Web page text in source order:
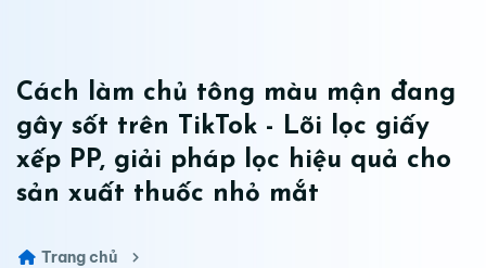
Cách làm chủ tông màu mận đang
gây sốt trên TikTok - Lõi lọc giấy
xếp PP, giải pháp lọc hiệu quả cho
sản xuất thuốc nhỏ mắt
Trang chủ